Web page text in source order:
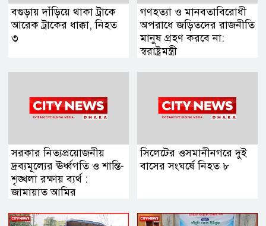
বগুড়ায় দাঁড়িয়ে থাকা ট্রাকে
আরেক ট্রাকের ধাক্কা, নিহত
৩
গণহত্যা ও মানবতাবিরোধী
অপরাধে জড়িতদের রাজনীতি
মানুষ গ্রহণ করবে না:
স্বরাষ্ট্রমন্ত্রী
সরকার নিত্যপ্রয়োজনীয়
দ্রব্যমূল্যের ঊর্ধ্বগতি ও শান্তি-
শৃঙ্খলা রক্ষায় ব্যর্থ :
জামায়াত আমির
সিলেটের ওসমানীনগরে দুই
বাসের সংঘর্ষে নিহত ৮